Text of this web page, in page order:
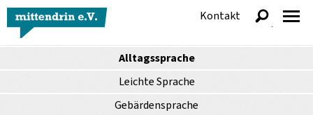
Alltagssprache
Leichte Sprache
Gebärdensprache
Kontakt
anzeigen